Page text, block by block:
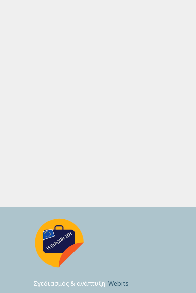
Σχεδιασμός & ανάπτυξη: Webits